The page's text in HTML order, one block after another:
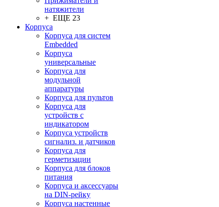
натяжители
+ ЕЩЕ 23
Корпуса
Корпуса для систем
Embedded
Корпуса
универсальные
Корпуса для
модульной
аппаратуры
Корпуса для пультов
Корпуса для
устройств с
индикатором
Корпуса устройств
сигнализ. и датчиков
Корпуса для
герметизации
Корпуса для блоков
питания
Корпуса и аксессуары
на DIN-рейку
Корпуса настенные